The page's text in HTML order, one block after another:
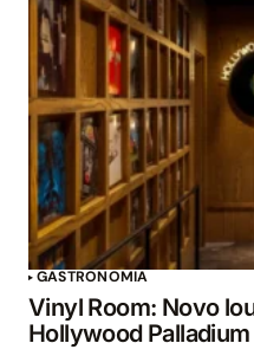
GASTRONOMIA
Vinyl Room: Novo
Hollywood